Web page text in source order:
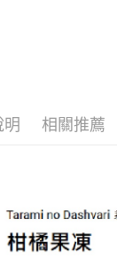
明 相關推薦